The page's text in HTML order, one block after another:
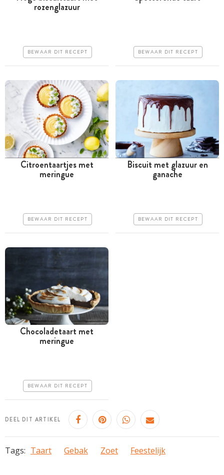
Tussen 30 minuten en 1
rozenglazuur
BEWAAR DIT RECEPT Makkelijk
BEWAAR DIT RECEPT
Meer dan 1 uur
Makkelijk
Citroentaartjes met
meringue
BEWAAR DIT RECEPT
Meer dan 1 uur
Makkelijk
Biscuit met glazuur en
ganache
BEWAAR DIT RECEPT
Meer dan 1 uur
Erg makkelijk
Chocoladetaart met
meringue
BEWAAR DIT RECEPT
DEEL DIT ARTIKEL
Tags: Taart Gebak Zoet Feestelijk